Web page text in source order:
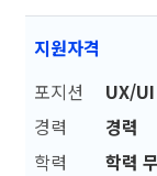
지원자격
포지션
UX/UI
경력
경력
학력
학력